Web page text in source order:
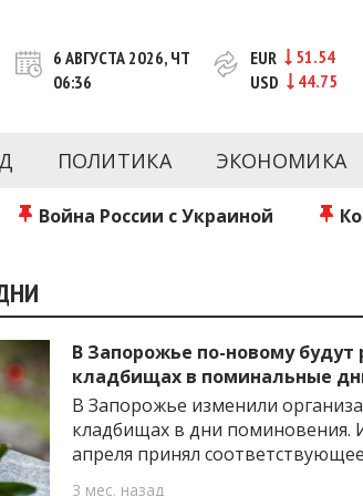
информационный портал и сайт
и Запорожской области за
о
6 АВГУСТА 2026, ЧТ
06:36
EUR
51.54
USD
44.75
ПОЛИТИКА ЭКОНОМИКА
Война России с Украиной
В Запорожье по-новому будут
кладбищах в поминальные
В Запорожье изменили
кладбищах в дни поминовения.
апреля принял
3 мес. назад